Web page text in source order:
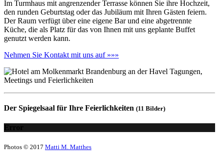
Im Turmhaus mit angrenzender Terrasse können Sie ihre Hochzeit,
den runden Geburtstag oder das Jubiläum mit Ihren Gästen feiern.
Der Raum verfügt über eine eigene Bar und eine abgetrennte
Küche, die als Platz für das von Ihnen mit uns geplante Buffet
genutzt werden kann.
Nehmen Sie Kontakt mit uns auf »»»
Der Spiegelsaal für Ihre Feierlichkeiten (11 Bilder)
Error
Photos © 2017 Matti M. Matthes